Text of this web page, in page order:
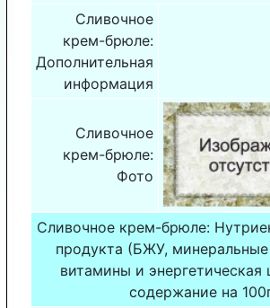
Сливочное
крем-брюле:
Дополнительная
информация
Сливочное
крем-брюле:
Фото
Сливочное крем-брюле:
продукта (БЖУ,
витамины и энергетическая
содержание на